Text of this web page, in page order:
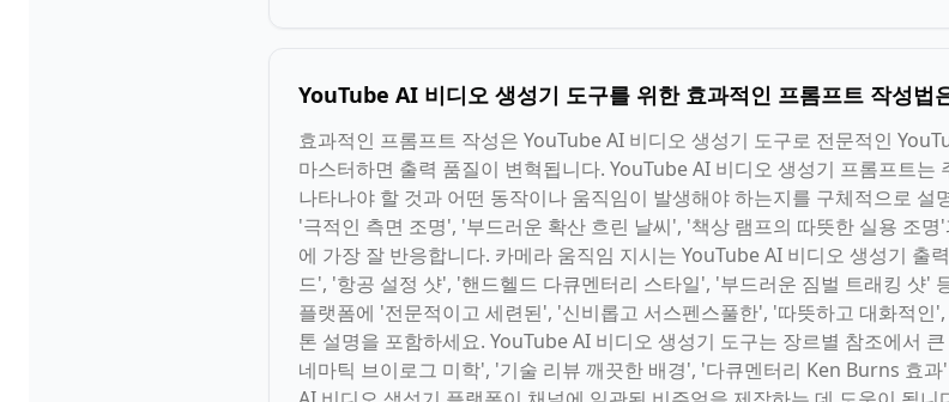
YouTube AI 비디오 생성기 도구를 위한 효과적인 프롬프트 작성법
효과적인 프롬프트 작성은 YouTube AI 비디오 생성기 도구로 전문적인
마스터하면 출력 품질이 변혁됩니다. YouTube AI 비디오 생성기 프롬프트는
나타나야 할 것과 어떤 동작이나 움직임이 발생해야 하는지를 구체적으로 설
'극적인 측면 조명', '부드러운 확산 흐린 날씨', '책상 램프의 따뜻한 실용 조
에 가장 잘 반응합니다. 카메라 움직임 지시는 YouTube AI 비디오 생성기 출
드', '항공 설정 샷', '핸드헬드 다큐멘터리 스타일', '부드러운 짐벌 트래킹 샷'
플랫폼에 '전문적이고 세련된', '신비롭고 서스펜스풀한', '따뜻하고 대화적
톤 설명을 포함하세요. YouTube AI 비디오 생성기 도구는 장르별 참조에서
네마틱 브이로그 미학', '기술 리뷰 깨끗한 배경', '다큐멘터리 Ken Burns 효